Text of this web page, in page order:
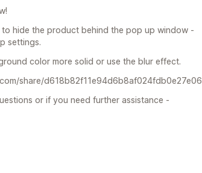
hide the product behind the pop up window -
settings.
color more solid or use the blur effect.
share/d618b82f11e94d6b8af024fdb0e27e06
or if you need further assistance -